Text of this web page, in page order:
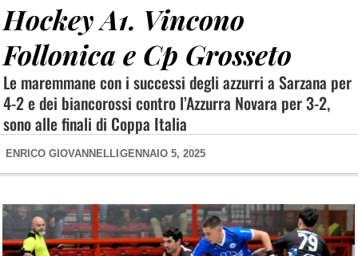
Hockey A1. Vincono
Follonica e Cp Grosseto
Le maremmane con i successi degli azzurri a Sarzana per
4-2 e dei biancorossi contro l’Azzurra Novara per 3-2,
sono alle finali di Coppa Italia
ENRICO GIOVANNELLI GENNAIO 5, 2025